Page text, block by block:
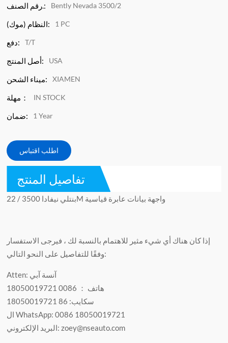
رقم الصنف.: Bently Nevada 3500/2
النظام (موك): 1 PC
دفع: T/T
أصل المنتج: USA
ميناء الشحن: XIAMEN
مهلة： IN STOCK
ضمان: 1 Year
اطلب اقتباس
تفاصيل المنتج
بنتلي نيفادا 3500 / 22M واجهة بيانات عابرة قياسية
إذا كان هناك أي شيء مثير للاهتمام بالنسبة لك ، فيرجى الاستفسار
وفقًا للتفاصيل على النحو التالي:
Atten: آنسة آبي
هاتف ： 0086 18050019721
سكايب: 86 18050019721
ال WhatsApp: 0086 18050019721
البريد الإلكتروني: zoey@nseauto.com